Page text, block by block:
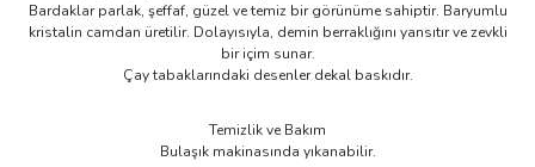
Bardaklar parlak, şeffaf, güzel ve temiz bir görünüme sahiptir. Baryumlu
kristalin camdan üretilir. Dolayısıyla, demin berraklığını yansıtır ve zevkli
bir içim sunar.
Çay tabaklarındaki desenler dekal baskıdır.
Temizlik ve Bakım
Bulaşık makinasında yıkanabilir.